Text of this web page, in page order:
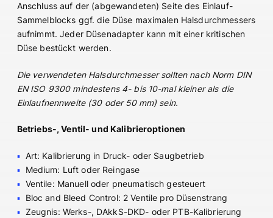
Anschluss auf der (abgewandeten) Seite des Einlauf-
Sammelblocks ggf. die Düse maximalen Halsdurchmessers
aufnimmt. Jeder Düsenadapter kann mit einer kritischen
Düse bestückt werden.
Die verwendeten Halsdurchmesser sollten nach Norm DIN
EN ISO 9300 mindestens 4- bis 10-mal kleiner als die
Einlaufnennweite (30 oder 50 mm) sein.
Betriebs-, Ventil- und Kalibrieroptionen
Art: Kalibrierung in Druck- oder Saugbetrieb
Medium: Luft oder Reingase
Ventile: Manuell oder pneumatisch gesteuert
Bloc and Bleed Control: 2 Ventile pro Düsenstrang
Zeugnis: Werks-, DAkkS-DKD- oder PTB-Kalibrierung